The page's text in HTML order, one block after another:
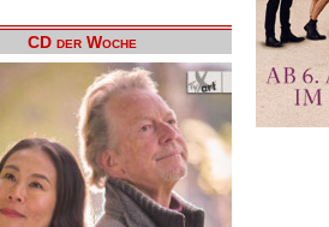
CD der Woche